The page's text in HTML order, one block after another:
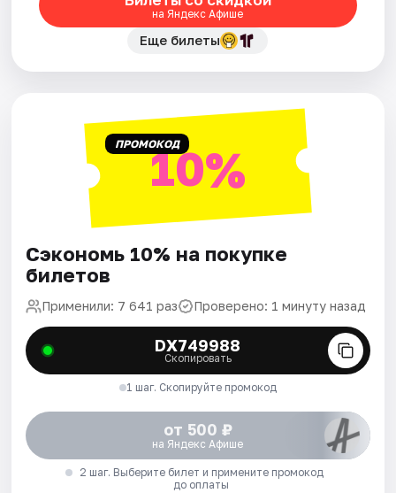
на Яндекс Афише
Еще билеты
ПРОМОКОД10%
Сэкономь 10% на покупке
билетов
Применили: 7 641 раз Проверено: 1 минуту назад
DX749988
Скопировать
1 шаг. Скопируйте промокод
от 500 ₽
на Яндекс Афише
2 шаг. Выберите билет и примените промокод
до оплаты